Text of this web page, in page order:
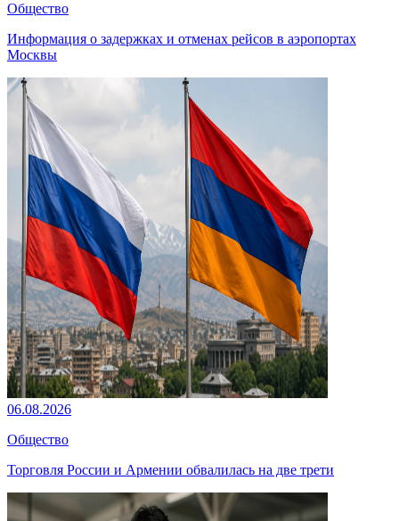
Общество
Информация о задержках и отменах рейсов в аэропортах
Москвы
06.08.2026
Общество
Торговля России и Армении обвалилась на две трети